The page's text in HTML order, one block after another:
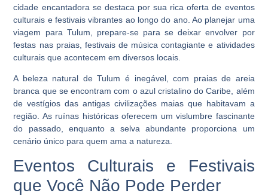
cidade encantadora se destaca por sua rica oferta de eventos
culturais e festivais vibrantes ao longo do ano. Ao planejar uma
viagem para Tulum, prepare-se para se deixar envolver por
festas nas praias, festivais de música contagiante e atividades
culturais que acontecem em diversos locais.
A beleza natural de Tulum é inegável, com praias de areia
branca que se encontram com o azul cristalino do Caribe, além
de vestígios das antigas civilizações maias que habitavam a
região. As ruínas históricas oferecem um vislumbre fascinante
do passado, enquanto a selva abundante proporciona um
cenário único para quem ama a natureza.
Eventos Culturais e Festivais
que Você Não Pode Perder